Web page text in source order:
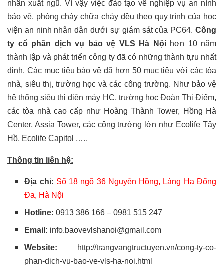
nhân xuất ngũ. Vì vậy việc đào tạo về nghiệp vụ an nình
bảo vệ. phòng cháy chữa cháy đều theo quy trình của học
viện an ninh nhân dân dưới sự giám sát của PC64. Công
ty cổ phần dịch vụ bảo vệ VLS Hà Nội hơn 10 năm
thành lập và phát triển công ty đã có những thành tựu nhất
định. Các mục tiêu bảo vệ đã hơn 50 mục tiêu với các tòa
nhà, siêu thị, trường học và các công trường. Như bảo vệ
hệ thống siêu thị điện máy HC, trường học Đoàn Thị Điểm,
các tòa nhà cao cấp như Hoàng Thành Tower, Hồng Hà
Center, Assia Tower, các công trường lớn như Ecolife Tây
Hồ, Ecolife Capitol ,….
Thông tin liên hệ:
Địa chỉ: Số 18 ngõ 36 Nguyên Hồng, Láng Hạ Đống
Đa, Hà Nội
Hotline:0913 386 166 – 0981 515 247
Email: info.baovevlshanoi@gmail.com
Website:
http://trangvangtructuyen.vn/cong-ty-co-
phan-dich-vu-bao-ve-vls-ha-noi.html